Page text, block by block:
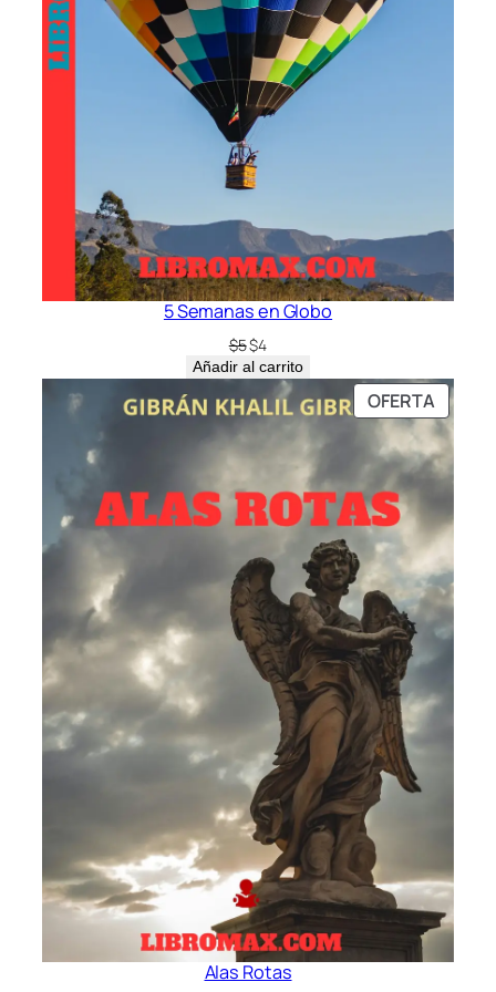
5 Semanas en Globo
$5El
precio
original
era:
$4El
precio
actual
es:
Añadir al carrito
OFERTA
EN
Alas Rotas